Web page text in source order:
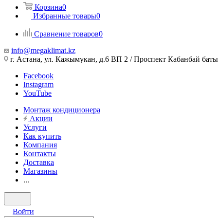
Корзина0
Избранные товары0
Сравнение товаров0
info@megaklimat.kz
г. Астана, ул. Кажымукан, д.6 ВП 2 / Проспект Кабанбай
Facebook
Instagram
YouTube
Монтаж кондиционера
Акции
Услуги
Как купить
Компания
Контакты
Доставка
Магазины
...
Войти